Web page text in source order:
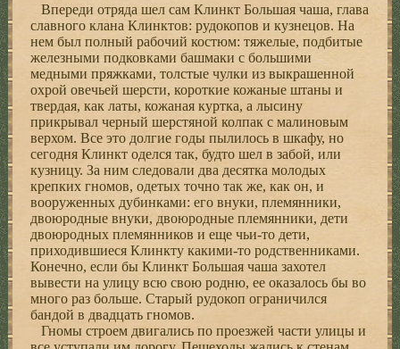
Впереди отряда шел сам Клинкт Большая чаша, глава
славного клана Клинктов: рудокопов и кузнецов. На
нем был полный рабочий костюм: тяжелые, подбитые
железными подковками башмаки с большими
медными пряжками, толстые чулки из выкрашенной
охрой овечьей шерсти, короткие кожаные штаны и
твердая, как латы, кожаная куртка, а лысину
прикрывал черный шерстяной колпак с малиновым
верхом. Все это долгие годы пылилось в шкафу, но
сегодня Клинкт оделся так, будто шел в забой, или
кузницу. За ним следовали два десятка молодых
крепких гномов, одетых точно так же, как он, и
вооруженных дубинками: его внуки, племянники,
двоюродные внуки, двоюродные племянники, дети
двоюродных племянников и еще чьи-то дети,
приходившиеся Клинкту какими-то родственниками.
Конечно, если бы Клинкт Большая чаша захотел
вывести на улицу всю свою родню, ее оказалось бы во
много раз больше. Старый рудокоп ограничился
бандой в двадцать гномов.
Гномы строем двигались по проезжей части улицы и